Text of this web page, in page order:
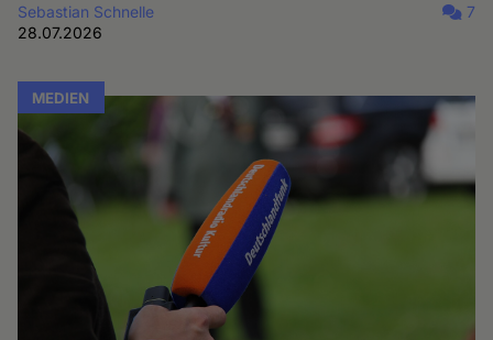
Sebastian Schnelle
28.07.2026
7
MEDIEN